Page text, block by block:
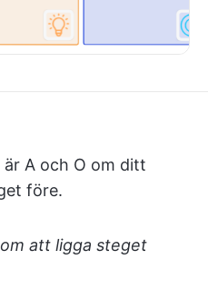
är A och O om ditt
före.
att ligga steget